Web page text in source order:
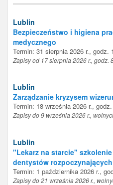
Lublin
Bezpieczeństwo i higiena
medycznego
Termin: 31 sierpnia 2026 r., godz.
Zapisy od 17 sierpnia 2026 r., godz.
Lublin
Zarządzanie kryzysem
Termin: 18 września 2026 r.,
Zapisy do 9 września 2026 r.,
Lublin
"Lekarz na starcie"
dentystów
Termin: 1 października 2026 r.,
Zapisy do 21 września 2026 r.,